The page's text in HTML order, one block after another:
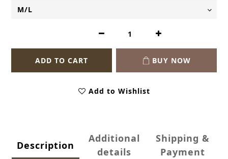
ADD TO CART BUY NOW
Add to Wishlist
Description
Additional
details
Shipping &
Payment